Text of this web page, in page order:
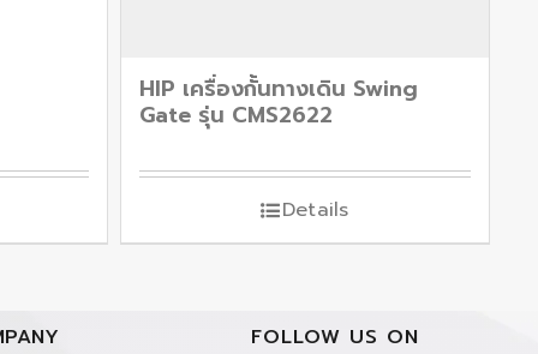
HIP เครื่องกั้นทางเดิน Swing
Gate รุ่น CMS2622
Details
FOLLOW US ON